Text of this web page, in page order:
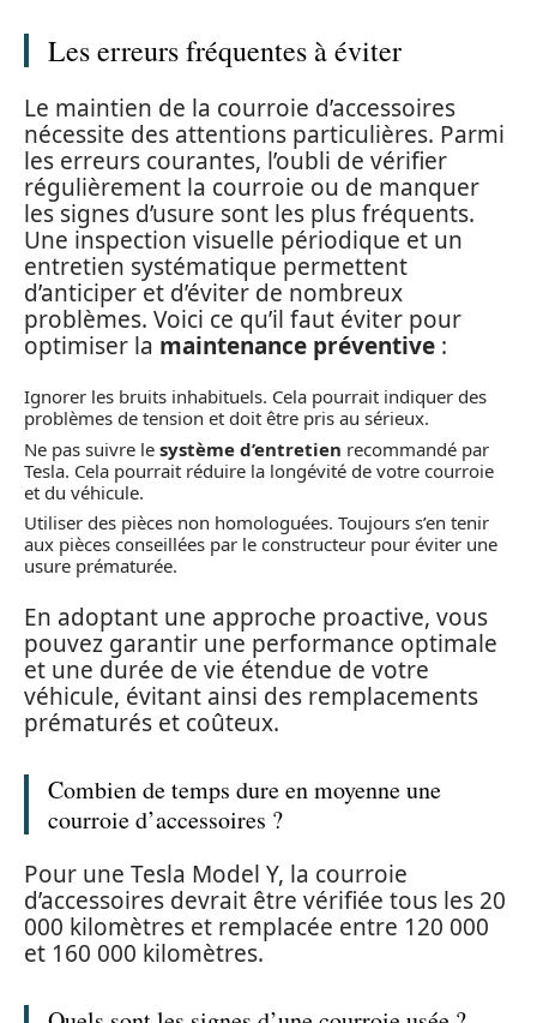
Les erreurs fréquentes à éviter
Le maintien de la courroie d’accessoires
nécessite des attentions particulières. Parmi
les erreurs courantes, l’oubli de vérifier
régulièrement la courroie ou de manquer
les signes d’usure sont les plus fréquents.
Une inspection visuelle périodique et un
entretien systématique permettent
d’anticiper et d’éviter de nombreux
problèmes. Voici ce qu’il faut éviter pour
optimiser la maintenance préventive :
Ignorer les bruits inhabituels. Cela pourrait indiquer des
problèmes de tension et doit être pris au sérieux.
Ne pas suivre le système d’entretien recommandé par
Tesla. Cela pourrait réduire la longévité de votre courroie
et du véhicule.
Utiliser des pièces non homologuées. Toujours s’en tenir
aux pièces conseillées par le constructeur pour éviter une
usure prématurée.
En adoptant une approche proactive, vous
pouvez garantir une performance optimale
et une durée de vie étendue de votre
véhicule, évitant ainsi des remplacements
prématurés et coûteux.
Combien de temps dure en moyenne une
courroie d’accessoires ?
Pour une Tesla Model Y, la courroie
d’accessoires devrait être vérifiée tous les 20
000 kilomètres et remplacée entre 120 000
et 160 000 kilomètres.